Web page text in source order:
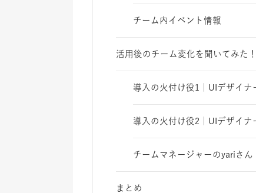
チーム内イベント情報
活用後のチーム変化を聞いてみた！
導入の火付け役1｜UIデザイナ
導入の火付け役2｜UIデザイ
チームマネージャーのyariさん
まとめ